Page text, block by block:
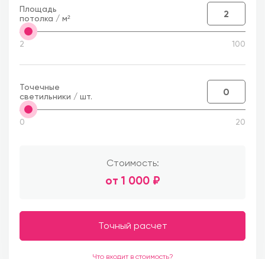
Площадь
потолка / м²
2 100
Точечные
светильники / шт.
0 20
Стоимость:
от 1 000₽
Точный расчет
Что входит в стоимость?